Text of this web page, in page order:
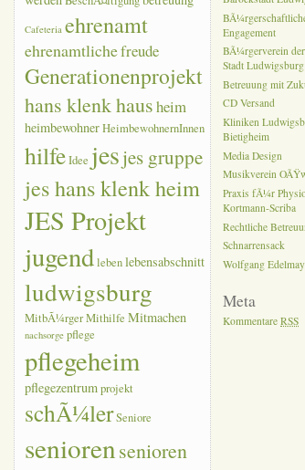
Cafeteria ehrenamt
ehrenamtlichefreude
Generationenprojekt
hans klenk hausheim
heimbewohnerHeimbewohnernInnen
hilfeIdee jesjes gruppe
jes hans klenk heim
JES Projekt
jugendlebenlebensabschnitt
ludwigsburg
MitbÃ¼rgerMithilfe Mitmachen
nachsorge pflege
pflegeheim
pflegezentrumprojekt
schÃ¼lerSeniore
seniorensenioren
Engagement
BÃ¼rgerverein
Stadt Ludwigsburg
Betreuung mit
CD Versand
Kliniken
Bietigheim
Media Design
Musikverein
Praxis fÃ¼r
Kortmann-Scriba
Rechtliche
Schnarrensack
Wolfgang
Meta
KommentareRSS